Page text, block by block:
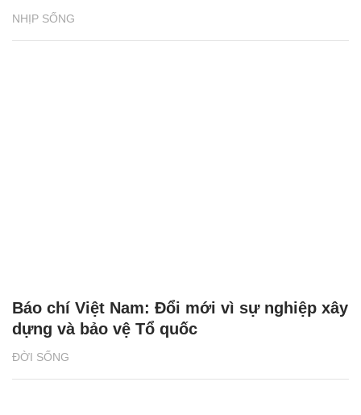
NHỊP SỐNG
ĐỜI SỐNG
Báo chí Việt Nam: Đổi mới vì sự nghiệp xây
dựng và bảo vệ Tổ quốc